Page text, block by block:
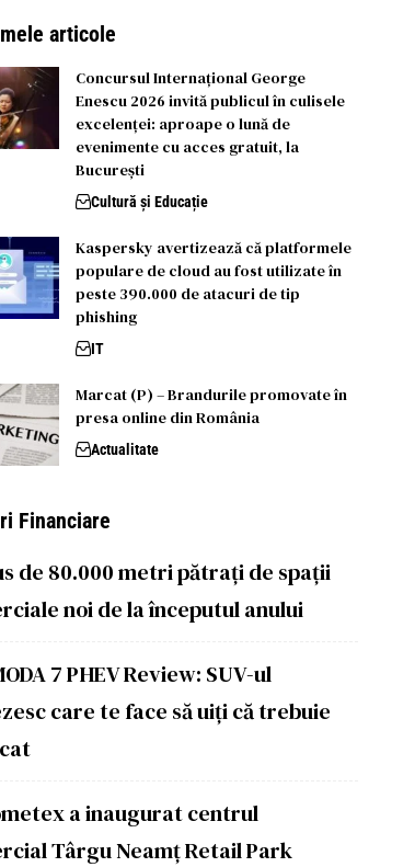
articole
Concursul Internațional George
Enescu 2026 invită publicul în culisele
excelenței: aproape o lună de
evenimente cu acces gratuit, la
București
Cultură și Educație
Kaspersky avertizează că platformele
populare de cloud au fost utilizate în
peste 390.000 de atacuri de tip
phishing
IT
Marcat (P) – Brandurile promovate în
presa online din România
Actualitate
Financiare
de 80.000 metri pătrați de spații
noi de la începutul anului
7 PHEV Review: SUV-ul
care te face să uiți că trebuie
a inaugurat centrul
Târgu Neamț Retail Park